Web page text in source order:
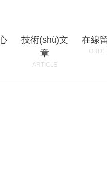
技術(shù)文
章
ARTICLE
在線